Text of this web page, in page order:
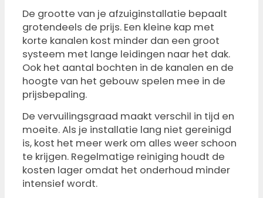
De grootte van je afzuiginstallatie bepaalt
grotendeels de prijs. Een kleine kap met
korte kanalen kost minder dan een groot
systeem met lange leidingen naar het dak.
Ook het aantal bochten in de kanalen en de
hoogte van het gebouw spelen mee in de
prijsbepaling.
De vervuilingsgraad maakt verschil in tijd en
moeite. Als je installatie lang niet gereinigd
is, kost het meer werk om alles weer schoon
te krijgen. Regelmatige reiniging houdt de
kosten lager omdat het onderhoud minder
intensief wordt.